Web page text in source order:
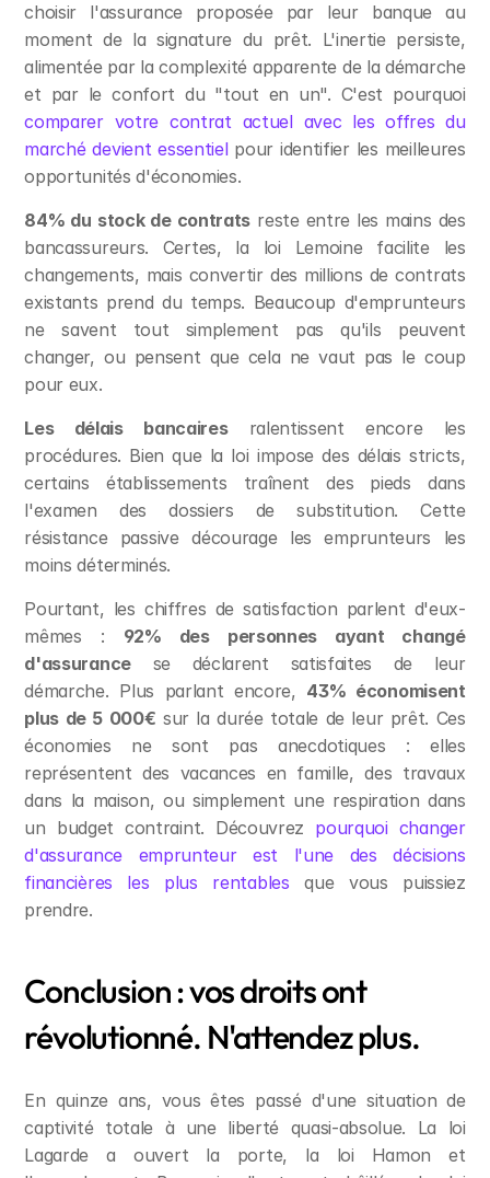
choisir l'assurance proposée par leur banque au
moment de la signature du prêt. L'inertie persiste,
alimentée par la complexité apparente de la démarche
comparer votre contrat actuel avec les offres du
marché devient essentiel pour identifier les meilleures
opportunités d'économies.
84% du stock de contrats reste entre les mains des
bancassureurs. Certes, la loi Lemoine facilite les
changements, mais convertir des millions de contrats
existants prend du temps. Beaucoup d'emprunteurs
ne savent tout simplement pas qu'ils peuvent
changer, ou pensent que cela ne vaut pas le coup
pour eux.
Les délais bancaires ralentissent encore les
procédures. Bien que la loi impose des délais stricts,
certains établissements traînent des pieds dans
l'examen des dossiers de substitution. Cette
résistance passive décourage les emprunteurs les
moins déterminés.
Pourtant, les chiffres de satisfaction parlent d'eux-
mêmes : 92% des personnes ayant changé
d'assurance se déclarent satisfaites de leur
démarche. Plus parlant encore, 43% économisent
plus de 5 000€ sur la durée totale de leur prêt. Ces
économies ne sont pas anecdotiques : elles
représentent des vacances en famille, des travaux
dans la maison, ou simplement une respiration dans
un budget contraint. Découvrez pourquoi changer
d'assurance emprunteur est l'une des décisions
financières les plus rentables que vous puissiez
prendre.
Conclusion : vos droits ont
révolutionné. N'attendez plus.
En quinze ans, vous êtes passé d'une situation de
captivité totale à une liberté quasi-absolue. La loi
Lagarde a ouvert la porte, la loi Hamon et